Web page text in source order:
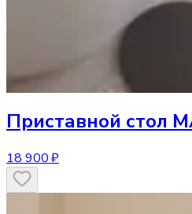
Приставной стол
18 900 ₽